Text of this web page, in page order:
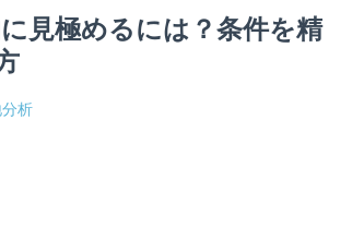
見極めるには？条件を精
析